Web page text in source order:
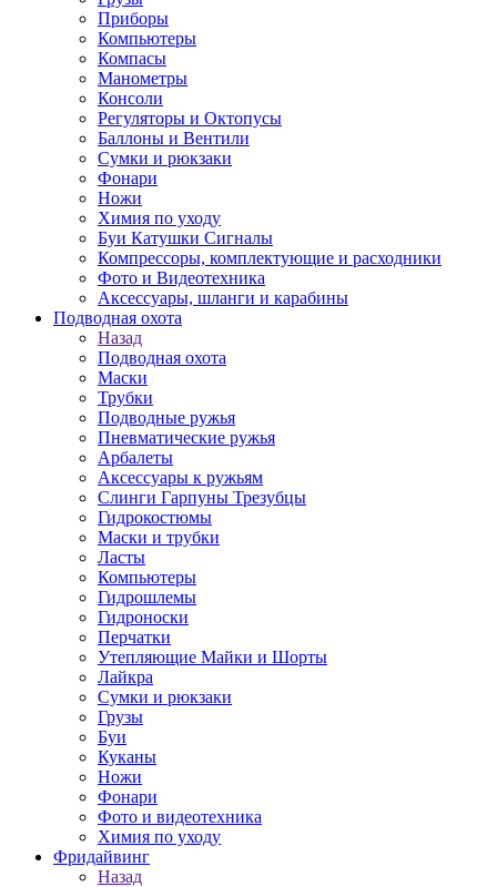
Приборы
Компьютеры
Компасы
Манометры
Консоли
Регуляторы и Октопусы
Баллоны и Вентили
Сумки и рюкзаки
Фонари
Ножи
Химия по уходу
Буи Катушки Сигналы
Компрессоры, комплектующие и расходники
Фото и Видеотехника
Аксессуары, шланги и карабины
Подводная охота
Назад
Подводная охота
Маски
Трубки
Подводные ружья
Пневматические ружья
Арбалеты
Аксессуары к ружьям
Слинги Гарпуны Трезубцы
Гидрокостюмы
Маски и трубки
Ласты
Компьютеры
Гидрошлемы
Гидроноски
Перчатки
Утепляющие Майки и Шорты
Лайкра
Сумки и рюкзаки
Грузы
Буи
Куканы
Ножи
Фонари
Фото и видеотехника
Химия по уходу
Фридайвинг
Назад